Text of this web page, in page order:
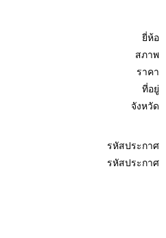
ยี่ห้อ
สภาพ
ราคา
ที่อยู่
จังหวัด
รหัสประกาศ
รหัสประกาศ